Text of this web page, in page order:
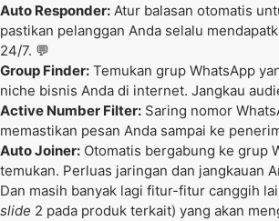
Auto Responder: Atur balasan otomatis
pastikan pelanggan Anda selalu
24/7. 💬
Group Finder: Temukan grup WhatsApp
niche bisnis Anda di internet. Jangkau
Active Number Filter: Saring nomor
memastikan pesan Anda sampai ke
Auto Joiner: Otomatis bergabung ke grup
temukan. Perluas jaringan dan jangkauan
Dan masih banyak lagi fitur-fitur canggih
slide 2 pada produk terkait) yang akan